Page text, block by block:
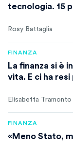
tecnologia. 15
Rosy Battaglia
FINANZA
La finanza si è
vita. E ci ha
Elisabetta Tramonto
FINANZA
«Meno Stato,